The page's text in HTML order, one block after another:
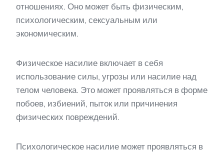
отношениях. Оно может быть физическим,
психологическим, сексуальным или
экономическим.
Физическое насилие включает в себя
использование силы, угрозы или насилие над
телом человека. Это может проявляться в форме
побоев, избиений, пыток или причинения
физических повреждений.
Психологическое насилие может проявляться в